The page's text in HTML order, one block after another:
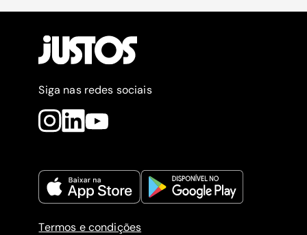
Siga nas redes sociais
Termos e condições